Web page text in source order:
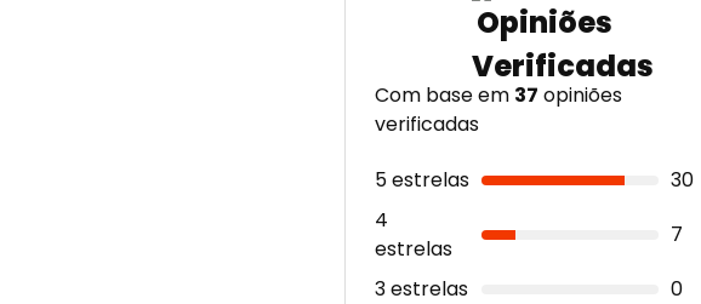
Com base em 37 opiniões
verificadas
5 estrelas
30
4
estrelas
7
3 estrelas
0